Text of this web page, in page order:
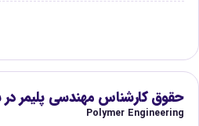
حقوق کارشناس مهندسی پلیمر در
Polymer Engineering